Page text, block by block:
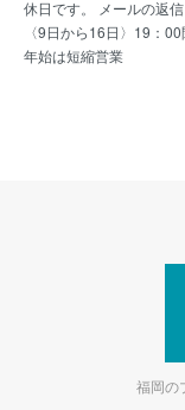
休日です。 メールの返
〈9日から16日〉19：
年始は短縮営業
福岡の